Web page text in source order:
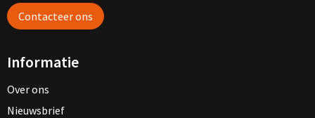
Contacteer ons
Informatie
Over ons
Nieuwsbrief